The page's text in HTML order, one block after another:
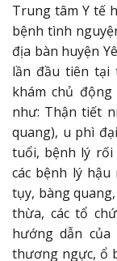
Trung tâm Y tế
bệnh tình
địa bàn huyện
lần đầu tiên tại
khám chủ
như: Thận tiết
quang), u phì
tuổi, bệnh lý rối
các bệnh lý
tụy, bàng
thừa, các tổ
hướng dẫn
thương ngực, ổ